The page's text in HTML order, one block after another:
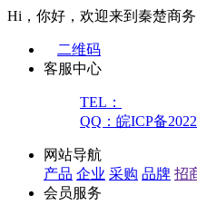
Hi，你好，欢迎来到秦楚商务
二维码
客服中心
TEL：
QQ：皖ICP备
网站导航
产品 企业 采购 品牌 招
会员服务